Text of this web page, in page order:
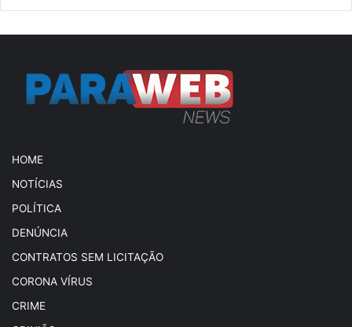
HOME
NOTÍCIAS
POLÍTICA
DENÚNCIA
CONTRATOS SEM LICITAÇÃO
CORONA VÍRUS
CRIME